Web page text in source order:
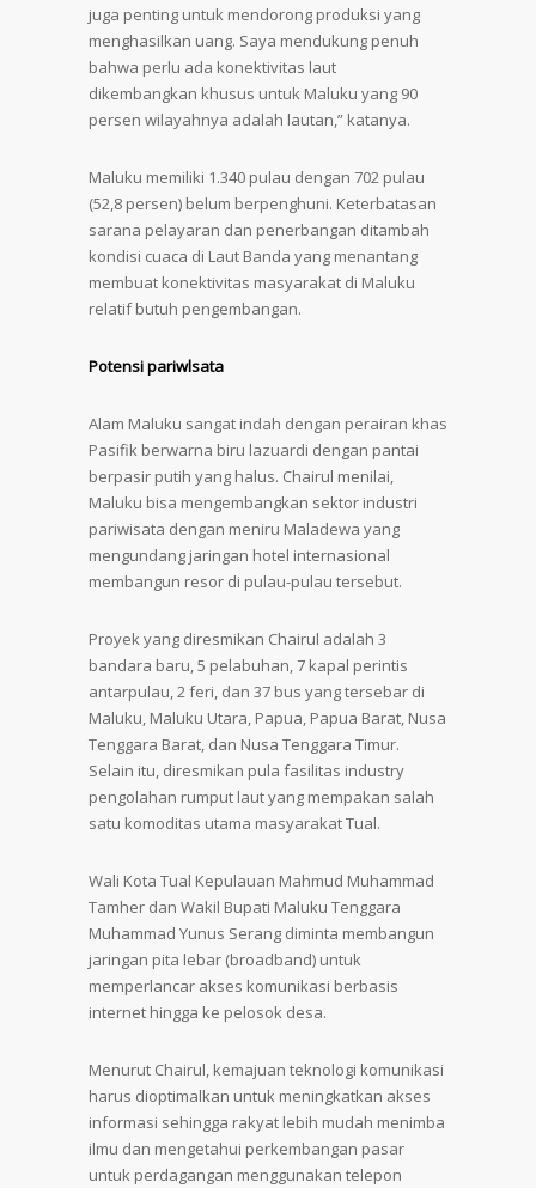
juga penting untuk mendorong produksi yang
menghasilkan uang. Saya mendukung penuh
bahwa perlu ada konektivitas laut
dikembangkan khusus untuk Maluku yang 90
persen wilayahnya adalah lautan,” katanya.
Maluku memiliki 1.340 pulau dengan 702 pulau
(52,8 persen) belum berpenghuni. Keterbatasan
sarana pelayaran dan penerbangan ditambah
kondisi cuaca di Laut Banda yang menantang
membuat konektivitas masyarakat di Maluku
relatif butuh pengembangan.
Potensi pariwlsata
Alam Maluku sangat indah dengan perairan khas
Pasifik berwarna biru lazuardi dengan pantai
berpasir putih yang halus. Chairul menilai,
Maluku bisa mengembangkan sektor industri
pariwisata dengan meniru Maladewa yang
mengundang jaringan hotel internasional
membangun resor di pulau-pulau tersebut.
Proyek yang diresmikan Chairul adalah 3
bandara baru, 5 pelabuhan, 7 kapal perintis
antarpulau, 2 feri, dan 37 bus yang tersebar di
Maluku, Maluku Utara, Papua, Papua Barat, Nusa
Tenggara Barat, dan Nusa Tenggara Timur.
Selain itu, diresmikan pula fasilitas industry
pengolahan rumput laut yang mempakan salah
satu komoditas utama masyarakat Tual.
Wali Kota Tual Kepulauan Mahmud Muhammad
Tamher dan Wakil Bupati Maluku Tenggara
Muhammad Yunus Serang diminta membangun
jaringan pita lebar (broadband) untuk
memperlancar akses komunikasi berbasis
internet hingga ke pelosok desa.
Menurut Chairul, kemajuan teknologi komunikasi
harus dioptimalkan untuk meningkatkan akses
informasi sehingga rakyat lebih mudah menimba
ilmu dan mengetahui perkembangan pasar
untuk perdagangan menggunakan telepon